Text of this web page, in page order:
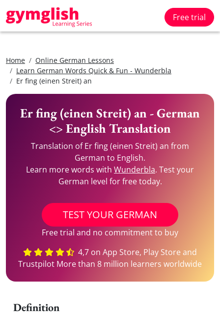
Free trial
Home
Online German Lessons
Learn German Words Quick & Fun - Wunderbla
Er fing (einen Streit) an
Er fing (einen Streit) an - German
<> English Translation
Translation of Er fing (einen Streit) an from
German to English.
Learn more words with Wunderbla. Test your
German level for free today.
TEST YOUR GERMAN
Free trial and no commitment to buy
4,7 on App Store, Play Store and
Trustpilot More than 8 million learners worldwide
Definition